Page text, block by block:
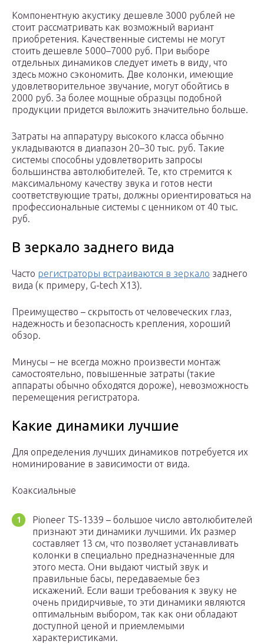
Компонентную акустику дешевле 3000 рублей не
стоит рассматривать как возможный вариант
приобретения. Качественные системы не могут
стоить дешевле 5000–7000 руб. При выборе
отдельных динамиков следует иметь в виду, что
здесь можно сэкономить. Две колонки, имеющие
удовлетворительное звучание, могут обойтись в
2000 руб. За более мощные образцы подобной
продукции придется выложить значительно больше.
Затраты на аппаратуру высокого класса обычно
укладываются в диапазон 20–30 тыс. руб. Такие
системы способны удовлетворить запросы
большинства автолюбителей. Те, кто стремится к
максимальному качеству звука и готов нести
соответствующие траты, должны ориентироваться на
профессиональные системы с ценником от 40 тыс.
руб.
В зеркало заднего вида
Часто регистраторы встраиваются в зеркало заднего
вида (к примеру, G-tech X13).
Преимущество – скрытость от человеческих глаз,
надежность и безопасность крепления, хороший
обзор.
Минусы – не всегда можно произвести монтаж
самостоятельно, повышенные затраты (такие
аппараты обычно обходятся дороже), невозможность
перемещения регистратора.
Какие динамики лучшие
Для определения лучших динамиков потребуется их
номинирование в зависимости от вида.
Коаксиальные
Pioneer TS-1339 – большое число автолюбителей
признают эти динамики лучшими. Их размер
составляет 13 см, что позволяет устанавливать
колонки в специально предназначенные для
этого места. Они выдают чистый звук и
правильные басы, передаваемые без
искажений. Если ваши требования к звуку не
очень придирчивые, то эти динамики являются
оптимальным выбором, так как они обладают
доступной ценой и приемлемыми
характеристиками.